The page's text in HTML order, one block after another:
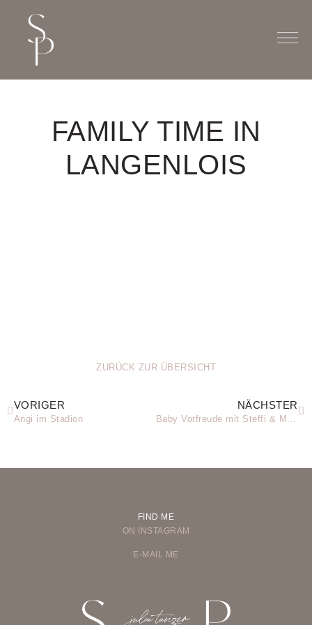
FAMILY TIME IN
LANGENLOIS
ZURÜCK ZUR ÜBERSICHT
VORIGER
Angi im Stadion
NÄCHSTER
FIND ME
ON INSTAGRAM
E-MAIL ME